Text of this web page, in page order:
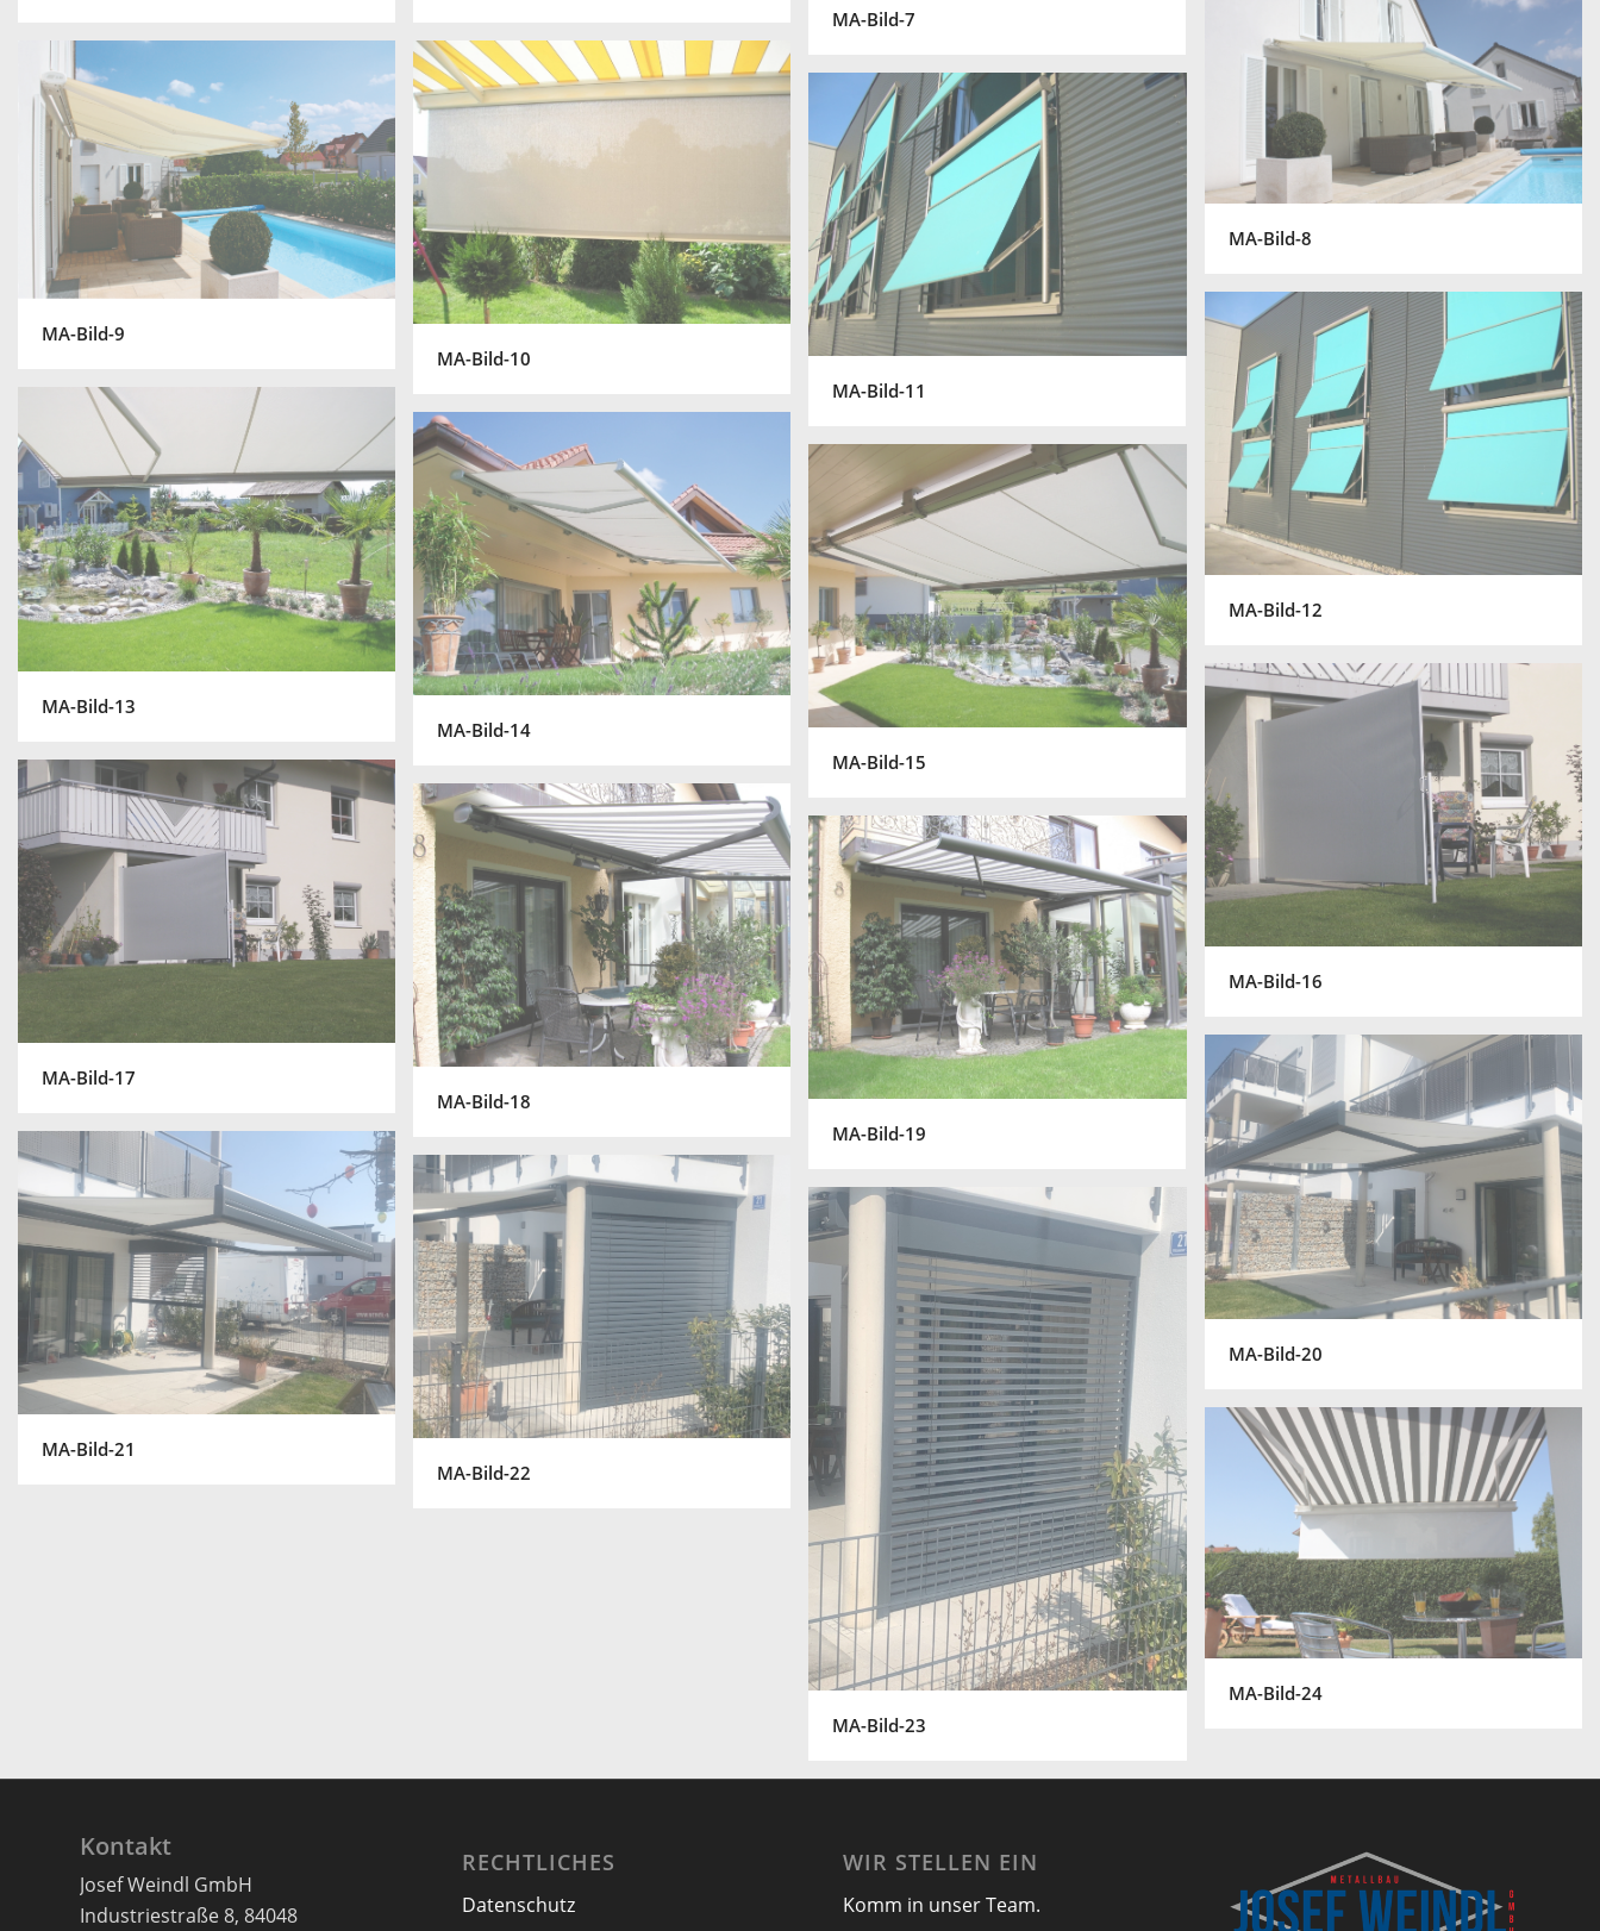
MA-Bild-7
MA-Bild-8
MA-Bild-9
MA-Bild-10
MA-Bild-11
MA-Bild-12
MA-Bild-13
MA-Bild-14
MA-Bild-15
MA-Bild-16
MA-Bild-17
MA-Bild-18
MA-Bild-19
MA-Bild-20
MA-Bild-21
MA-Bild-22
MA-Bild-23
MA-Bild-24
Kontakt
Josef Weindl GmbH
Industriestraße 8, 84048
RECHTLICHES
Datenschutz
WIR STELLEN EIN
Komm in unser Team.